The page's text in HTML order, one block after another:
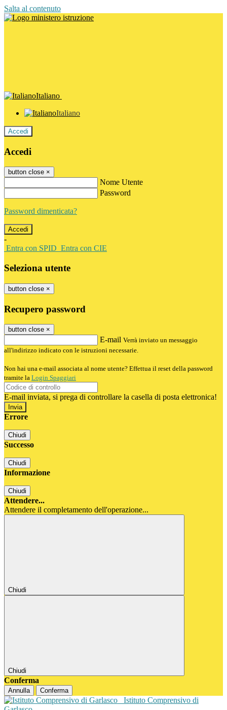
Salta al contenuto
Italiano
Italiano
Accedi
Accedi
button close ×
Nome Utente
Password
Password dimenticata?
-
Entra con SPID Entra con CIE
Seleziona utente
button close ×
Recupero password
button close ×
E-mail Verrà inviato un messaggio
all'indirizzo indicato con le istruzioni necessarie.
Non hai una e-mail associata al nome utente? Effettua il reset della password
tramite la Login Spaggiari
E-mail inviata, si prega di controllare la casella di posta elettronica!
Errore
Chiudi
Successo
Chiudi
Informazione
Chiudi
Attendere...
Attendere il completamento dell'operazione...
Chiudi
Chiudi
Conferma
Annulla Conferma
Istituto Comprensivo di